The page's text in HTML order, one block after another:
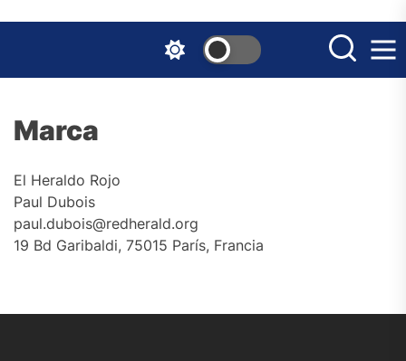
the
Marca
El Heraldo Rojo
Paul Dubois
paul.dubois@redherald.org
19 Bd Garibaldi, 75015 París, Francia